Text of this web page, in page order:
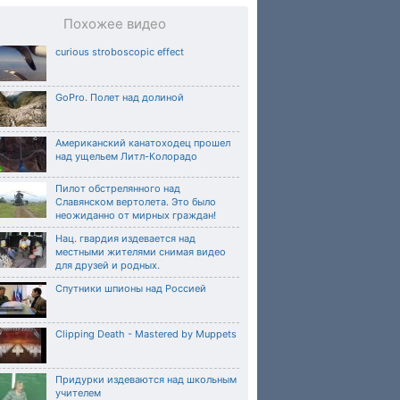
Похожее видео
curious stroboscopic effect
GoPro. Полет над долиной
Американский канатоходец прошел
над ущельем Литл-Колорадо
Пилот обстрелянного над
Славянском вертолета. Это было
неожиданно от мирных граждан!
Нац. гвардия издевается над
местными жителями снимая видео
для друзей и родных.
Спутники шпионы над Россией
Clipping Death - Mastered by Muppets
Придурки издеваются над школьным
учителем